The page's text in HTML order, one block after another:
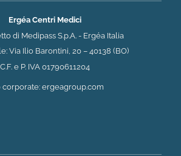
Ergéa Centri Medici
di Medipass S.p.A. - Ergéa Italia
Via Ilio Barontini, 20 – 40138 (BO)
C.F. e P. IVA 01790611204
corporate: ergeagroup.com(si apre in una nuova